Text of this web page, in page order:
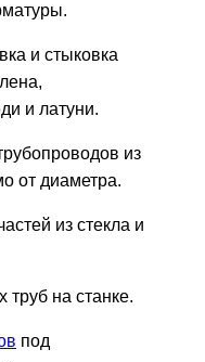
и стыковка
и латуни.
из
от диаметра.
из стекла и
труб на станке.
под